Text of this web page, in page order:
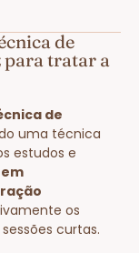
de
para tratar a
de
uma técnica
estudos e
em
os
curtas.